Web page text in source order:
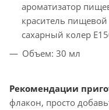
ароматизатор
краситель
сахарный колер
Объем: 30 мл
Рекомендации
флакон, просто